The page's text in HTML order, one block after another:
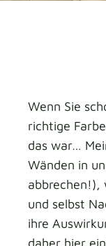
Wenn Sie
richtige
das war…
Wänden in
abbrechen!),
und selbst
ihre
daher hier